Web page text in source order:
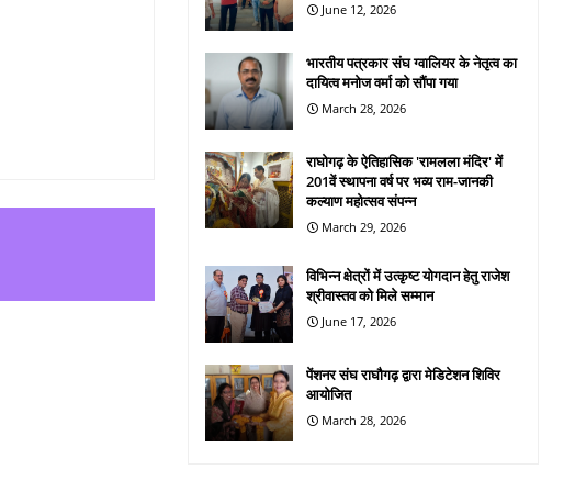
June 12, 2026
भारतीय पत्रकार संघ ग्वालियर के नेतृत्व का
दायित्व मनोज वर्मा को सौंपा गया
March 28, 2026
राघोगढ़ के ऐतिहासिक 'रामलला मंदिर' में
201वें स्थापना वर्ष पर भव्य राम-जानकी
कल्याण महोत्सव संपन्न
March 29, 2026
विभिन्न क्षेत्रों में उत्कृष्ट योगदान हेतु राजेश
श्रीवास्तव को मिले सम्मान
June 17, 2026
पेंशनर संघ राघौगढ़ द्वारा मेडिटेशन शिविर
आयोजित
March 28, 2026